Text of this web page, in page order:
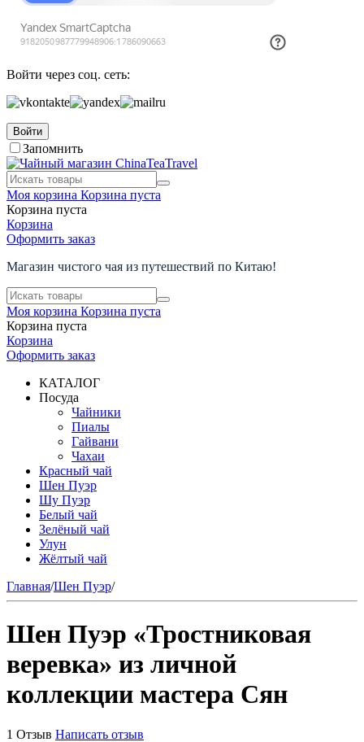
Войти через соц. сеть:
Войти
Запомнить
Моя корзина Корзина пуста
Корзина пуста
Корзина
Оформить заказ
Магазин чистого чая из путешествий по Китаю!
Моя корзина Корзина пуста
Корзина пуста
Корзина
Оформить заказ
КАТАЛОГ
Посуда
Чайники
Пиалы
Гайвани
Чахаи
Красный чай
Шен Пуэр
Шу Пуэр
Белый чай
Зелёный чай
Улун
Жёлтый чай
Главная/Шен Пуэр/
Шен Пуэр «Тростниковая
веревка» из личной
коллекции мастера Сян
1 Отзыв Написать отзыв